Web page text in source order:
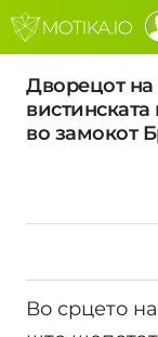
Дворецот на
во замокот
Во срцето